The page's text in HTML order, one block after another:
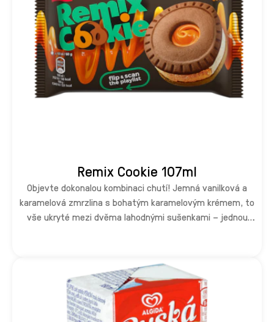
Remix Cookie 107ml
Objevte dokonalou kombinaci chutí! Jemná vanilková a
karamelová zmrzlina s bohatým karamelovým krémem, to
vše ukryté mezi dvěma lahodnými sušenkami – jednou